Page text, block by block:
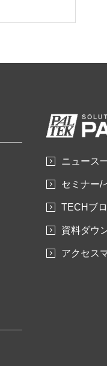
ニュース
セミナー/
TECHブ
資料ダウ
アクセス